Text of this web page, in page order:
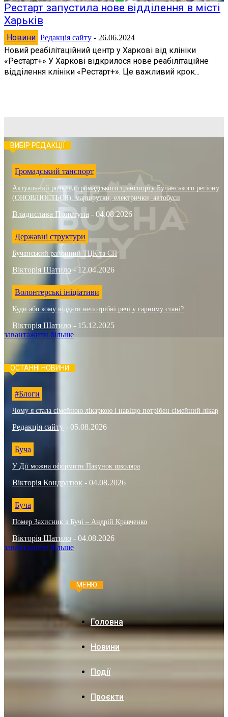
Рестарт запустила нове відділення в місті
Харьків
Новини Редакція сайту - 26.06.2024
Новий реабілітаційний центр у Харкові від клініки
«Рестарт+» У Харкові відкрилося нове реабілітаційне
відділення клініки «Рестарт+». Це важливий крок...
ВИБІР РЕДАКЦІЇ
Громадський танспорт
Актуальний розклад громадського транспорту Бучанського регіону
(ОНОВЛЮЄТЬСЯ): маршрутки, електрички, автобуси
Владислава Приступа - 04.08.2026
Державні структури
Бучанський районний ТЦК та СП
Вікторія Шатило - 12.04.2026
Волонтерські ініціативи
Куди або кому віддати непотрібні речі у гарному стані?
Вікторія Шатило - 15.12.2025
завантажити більше
ОСТАННІ НОВИНИ
#Блоги
Чому я стала сімейною лікаркою і навіщо потрібен сімейний лікар
Редакція сайту - 05.08.2026
Буча
У Дії можна оформити Пакунок школяра
Вікторія Кондратюк - 04.08.2026
Буча
Помер Захисник з Бучі – Андрій Кравченко
Вікторія Шатило - 04.08.2026
завантажити більше
МЕНЮ
Головна
Новини
Події
Проєкти